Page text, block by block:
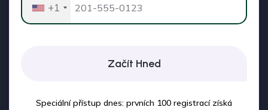
+1
Začít Hned
Speciální přístup dnes: prvních 100 registrací získá